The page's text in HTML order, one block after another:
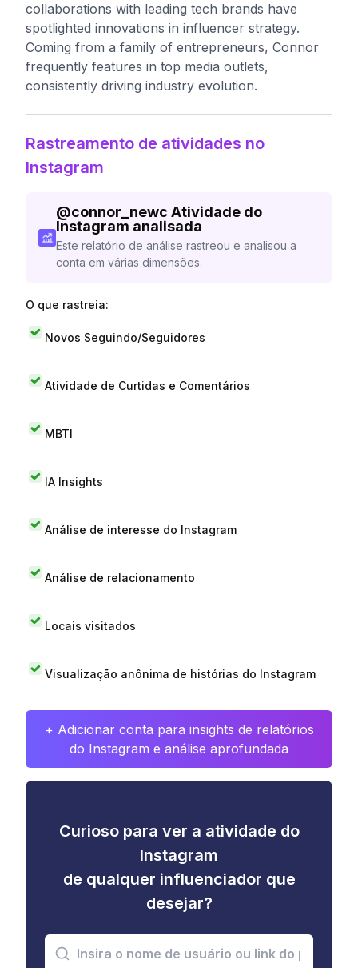
collaborations with leading tech brands have
spotlighted innovations in influencer strategy.
Coming from a family of entrepreneurs, Connor
frequently features in top media outlets,
consistently driving industry evolution.
Rastreamento de atividades no
Instagram
@connor_newc Atividade do
Instagram analisada
Este relatório de análise rastreou e analisou a
conta em várias dimensões.
O que rastreia:
Novos Seguindo/Seguidores
Atividade de Curtidas e Comentários
MBTI
IA Insights
Análise de interesse do Instagram
Análise de relacionamento
Locais visitados
Visualização anônima de histórias do Instagram
+ Adicionar conta para insights de relatórios
do Instagram e análise aprofundada
Curioso para ver a atividade do
Instagram
de qualquer influenciador que
desejar?